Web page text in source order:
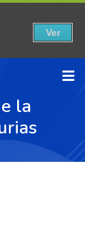
la
Ver